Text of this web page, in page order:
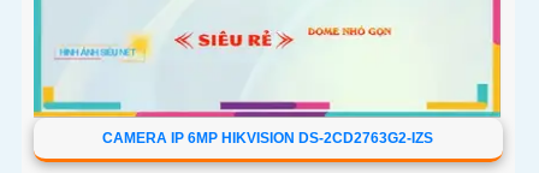
CAMERA IP 6MP HIKVISION DS-2CD2763G2-IZS